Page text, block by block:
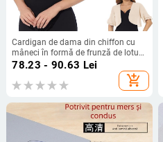
Cardigan de dama din chiffon cu
mâneci în formă de frunză de lotus,
mâneci scurte, guler semi-deschis,
78.23 - 90.63 Lei
add_shopping_cart